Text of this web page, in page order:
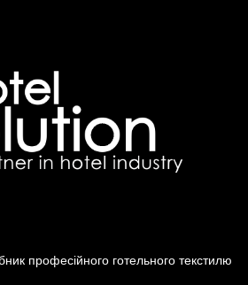
професійного готельного текстилю